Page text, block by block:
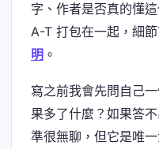
字、作者是否真的懂
A-T 打包在一起，細
明 。
寫之前我會先問自己
果多了什麼？如果答
準很無聊，但它是唯